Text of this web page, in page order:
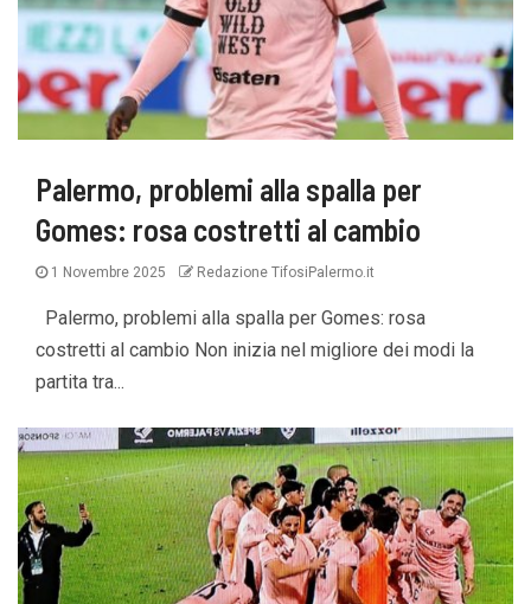
Palermo, problemi alla spalla per
Gomes: rosa costretti al cambio
1 Novembre 2025 Redazione TifosiPalermo.it
Palermo, problemi alla spalla per Gomes: rosa
costretti al cambio Non inizia nel migliore dei modi la
partita tra...